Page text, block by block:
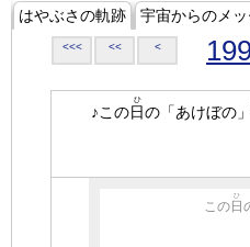
はやぶさの軌跡 宇宙からのメ
<<< << <
♪この日
ひ
の「あけぼの」
この 日
ひ